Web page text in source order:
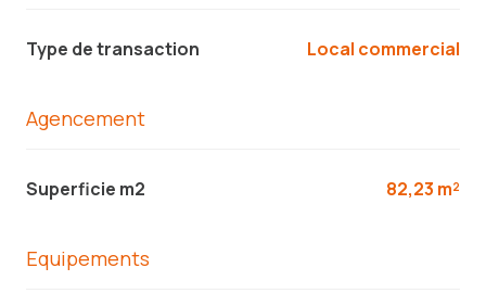
Type de transaction Local commercial
Agencement
Superficie m2 82,23 m²
Equipements